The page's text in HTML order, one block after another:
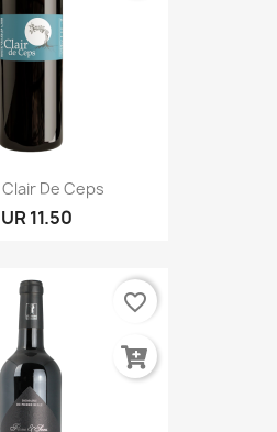
De Ceps
11.50
favorite_border